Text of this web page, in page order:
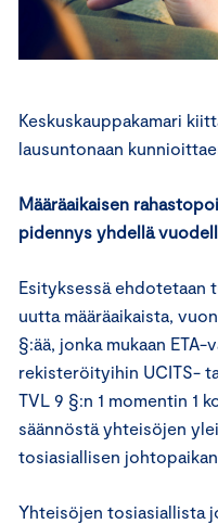
Keskuskauppakamari
lausuntonaan
Määräaikaisen
pidennys yhdellä
Esityksessä ehdotetaan
uutta määräaikaista,
§:ää, jonka mukaan
rekisteröityihin UCITS-
TVL 9 §:n 1 momentin 1
säännöstä yhteisöjen
tosiasiallisen
Yhteisöjen tosiasiallista